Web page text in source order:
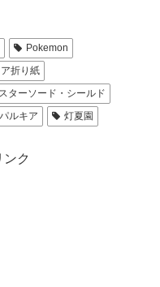
Pokemon
折り紙
ターソード・シールド
ルキア 灯夏園
ンク